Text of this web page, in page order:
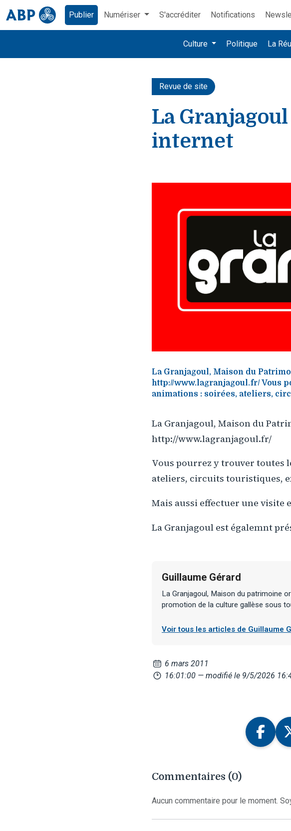
Publier Numériser S'accréditer Notifications
Culture Politique La
Revue de site
La
internet
La Granjagoul, Maison du
http://www.lagranjagoul.fr/ Vous
animations : soirées, ateliers,
La Granjagoul, Maison du
http://www.lagranjagoul.fr/
Vous pourrez y trouver toutes
ateliers, circuits touristiques,
Mais aussi effectuer une visite
La Granjagoul est égalemnt
Guillaume Gérard
La Granjagoul, Maison du patrimoine
promotion de la culture gallèse sous
Voir tous les articles de Guillaume
6 mars 2011
16:01:00 — modifié le 9/5/2026
Commentaires (0)
Aucun commentaire pour le moment.